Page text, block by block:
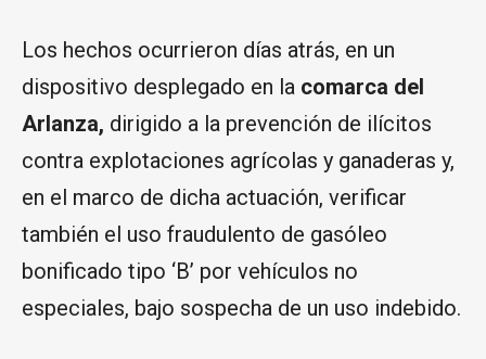
Los hechos ocurrieron días atrás, en un
dispositivo desplegado en la comarca del
Arlanza, dirigido a la prevención de ilícitos
contra explotaciones agrícolas y ganaderas y,
en el marco de dicha actuación, verificar
también el uso fraudulento de gasóleo
bonificado tipo ‘B’ por vehículos no
especiales, bajo sospecha de un uso indebido.